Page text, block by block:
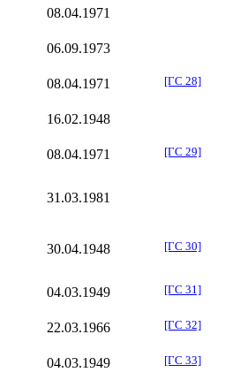
08.04.1971
06.09.1973
08.04.1971 [ГС 28]
16.02.1948
08.04.1971 [ГС 29]
31.03.1981
30.04.1948 [ГС 30]
04.03.1949 [ГС 31]
22.03.1966 [ГС 32]
04.03.1949 [ГС 33]